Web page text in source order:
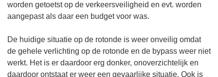
worden getoetst op de verkeersveiligheid en evt. worden
aangepast als daar een budget voor was.
De huidige situatie op de rotonde is weer onveilig omdat
de gehele verlichting op de rotonde en de bypass weer niet
werkt. Het is er daardoor erg donker, onoverzichtelijk en
daardoor ontstaat er weer een gevaarlijke situatie. Ook is